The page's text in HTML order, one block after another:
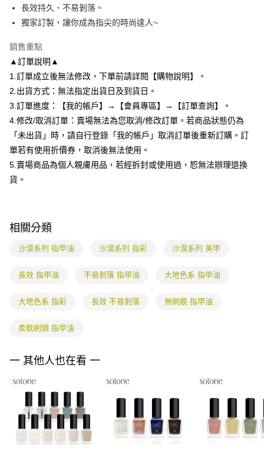
法說明評估內容。
【繳款方式說明】
醒簡訊。
帳／街口支付／iPASS MONEY」等通路繳費。
【注意事項】
1.本服務係由「台灣大哥大股份有限公司」（以下簡稱本公司）所提供，讓
用戶於交易時，得透過本服務購買商品或服務，並由商店將買賣／分期付款
買賣價金債權讓與本公司後，依約使用本公司帳單繳交帳款。
資料（包含姓名、電話或地址）提供予台灣大哥大進項蒐集、處理及利用，
由本公司與您本人進行分期帳單所需資料之確認、核對及更正。
3.完整用戶服務條款，請詳閱以下連結：https://oppay.tw/userRule
２．便利：只要手機號碼，簡訊認證，即可結帳。
３．安心：先確認商品／服務後，再付款。
１．於結帳方式選擇「AFTEE先享後付」後，將跳轉至「AFTEE先享後付」
結帳頁面，進行簡訊認證並確認金額後，即可完成結帳。
３．收到繳費通知簡訊後14天內，點擊此簡訊中的連結，可透過四大超商／
ATM／網路銀行／等多元方式進行付款，方視為交易完成。
※ 請注意：結帳手續完成當下不需立刻繳費，但若您需要取消訂單，請聯絡
購買商品的店家。未經商家同意取消之訂單仍視為有效，需透過AFTEE先享
後付繳納相關費用。
※ 交易是否成功請以「AFTEE先享後付 」之結帳頁面顯示為準，若有關於
是否繳費成功／繳費後需取消欲退款等相關疑問，請聯繫「AFTEE先享後付
客戶支援中心」https://netprotections.freshdesk.com/support/home
【注意事項】
https://aftee.tw/terms/#terms3
「AFTEE先享後付」，若未經同意申辦者引起之損失，本公司不負相關責
４．使用「AFTEE先享後付」時，將依據個別帳號之用戶狀況，依本公司即
５．嚴禁一人註冊多個帳號或使用他人資訊註冊。若發現惡意使用之情形，
全家付款取貨
付款後全家取貨
每筆NT$80，滿NT$699(含以上)免運費
7-11付款取貨
每筆NT$80，滿NT$699(含以上)免運費
付款後7-11取貨
每筆NT$80，滿NT$699(含以上)免運費
宅配
長效持久、不易剝落。
獨家訂製，讓你成為指尖的時尚達人~
銷售重點
▲訂單說明▲
1.訂單成立後無法修改，下單前請詳閱【購物說明】。
2.出貨方式：無法指定出貨日及到貨日。
3.訂單進度：【我的帳戶】→【會員專區】→【訂單查詢】。
4.修改/取消訂單：賣場無法為您取消/修改訂單。若商品狀態仍為
「未出貨」時，請自行登錄「我的帳戶」取消訂單後重新訂購。訂
單若有使用折價券，取消後無法使用。
5.賣場商品為個人親膚用品，若經拆封或使用過，恕無法辦理退換
貨。
相關分類
沙漠系列 指甲油 沙漠系列 指彩 沙漠系列 美甲
長效 指甲油 不易剝落 指甲油 大地色系 指甲油
大地色系 指彩 長效 不易剝落 無刷痕 指甲油
柔軟刷頭 指甲油
一 其他人也在看 一